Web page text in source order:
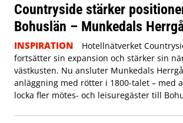
Countryside stärker
Bohuslän – Munkedals
INSPIRATION
Hotellnätverket
fortsätter sin expansion och stärker sin
västkusten. Nu ansluter Munkedals
anläggning med rötter i 1800-talet – med
locka fler mötes- och leisuregäster till